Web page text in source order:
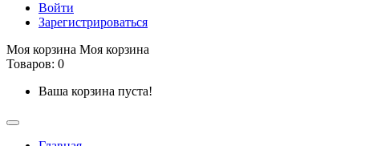
Войти
Зарегистрироваться
Моя корзина Моя корзина
Товаров: 0
Ваша корзина пуста!